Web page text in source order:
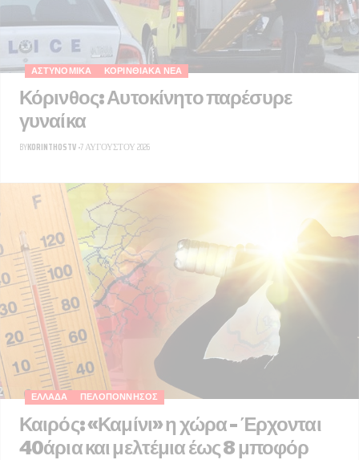
ΑΣΤΥΝΟΜΙΚΆ ΚΟΡΙΝΘΙΑΚΆ ΝΈΑ
Κόρινθος: Αυτοκίνητο παρέσυρε
γυναίκα
BYKORINTHOSTV 7 ΑΥΓΟΎΣΤΟΥ 2026
ΕΛΛΆΔΑ ΠΕΛΟΠΌΝΝΗΣΟΣ
Καιρός: «Καμίνι» η χώρα – Έρχονται
40άρια και μελτέμια έως 8 μποφόρ